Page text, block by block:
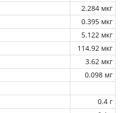
2.284 мкг
0.395 мкг
5.122 мкг
114.92 мкг
3.62 мкг
0.098 мг
0.4 г